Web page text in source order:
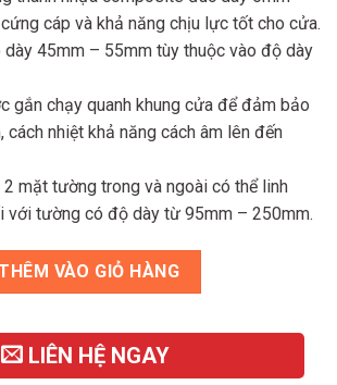
cáp và khả năng chịu lực tốt cho cửa.
45mm – 55mm tùy thuộc vào độ dày
gắn chạy quanh khung cửa để đảm bảo
cách nhiệt khả năng cách âm lên đến
mặt tường trong và ngoài có thể linh
với tường có độ dày từ 95mm – 250mm.
B-790 số lượng
VÀO GIỎ HÀNG
LIÊN HỆ NGAY